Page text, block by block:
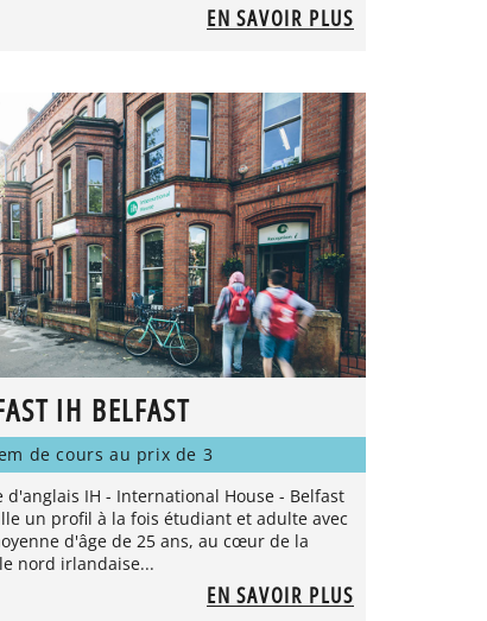
EN SAVOIR PLUS
IH BELFAST
de cours au prix de 3
d'anglais IH - International House - Belfast
un profil à la fois étudiant et adulte avec
d'âge de 25 ans, au cœur de la
nord irlandaise...
EN SAVOIR PLUS